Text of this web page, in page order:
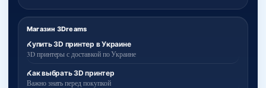
Магазин 3Dreams
Купить 3D принтер в Украине
3D принтеры с доставкой по Украине
Как выбрать 3D принтер
Важно знать перед покупкой